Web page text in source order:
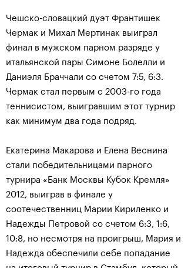
Чешско-словацкий дуэт Франтишек
Чермак и Михал Мертинак выиграл
финал в мужском парном разряде у
итальянской пары Симоне Болелли и
Даниэля Браччали со счетом 7:5, 6:3.
Чермак стал первым с 2003-го года
теннисистом, выигравшим этот турнир
как минимум два года подряд.
Екатерина Макарова и Елена Веснина
стали победительницами парного
турнира «Банк Москвы Кубок Кремля»
2012, выиграв в финале у
соотечественниц Марии Кириленко и
Надежды Петровой со счетом 6:3, 1:6,
10:8, но несмотря на проигрыш, Мария и
Надежда обеспечили себе попадание